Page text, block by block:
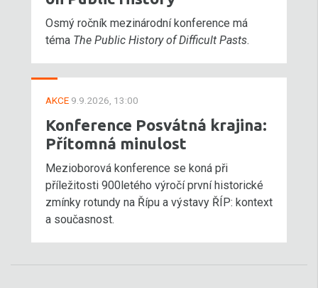
Osmý ročník mezinárodní konference má
téma The Public History of Difficult Pasts.
AKCE 9.9.2026, 13:00
Konference Posvátná krajina:
Přítomná minulost
Mezioborová konference se koná při
příležitosti 900letého výročí první historické
zmínky rotundy na Řípu a výstavy ŘÍP: kontext
a současnost.